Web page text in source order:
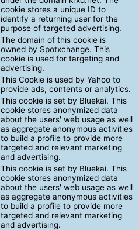
cookie stores a unique ID to
identify a returning user for the
purpose of targeted advertising.
The domain of this cookie is
owned by Spotxchange. This
cookie is used for targeting and
advertising.
This Cookie is used by Yahoo to
provide ads, contents or analytics.
This cookie is set by Bluekai. This
cookie stores anonymized data
about the users' web usage as well
as aggregate anonymous activities
to build a profile to provide more
targeted and relevant marketing
and advertising.
This cookie is set by Bluekai. This
cookie stores anonymized data
about the users' web usage as well
as aggregate anonymous activities
to build a profile to provide more
targeted and relevant marketing
and advertising.